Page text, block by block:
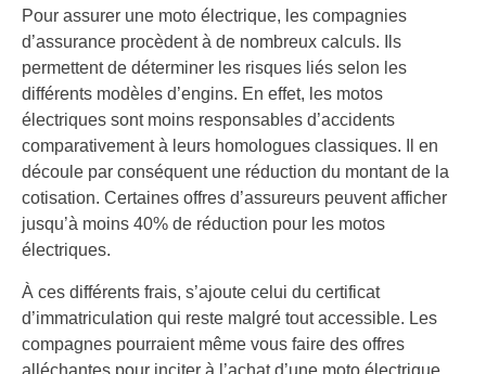
Pour assurer une moto électrique, les compagnies
d’assurance procèdent à de nombreux calculs. Ils
permettent de déterminer les risques liés selon les
différents modèles d’engins. En effet, les motos
électriques sont moins responsables d’accidents
comparativement à leurs homologues classiques. Il en
découle par conséquent une réduction du montant de la
cotisation. Certaines offres d’assureurs peuvent afficher
jusqu’à moins 40% de réduction pour les motos
électriques.
À ces différents frais, s’ajoute celui du certificat
d’immatriculation qui reste malgré tout accessible. Les
compagnes pourraient même vous faire des offres